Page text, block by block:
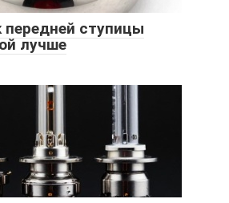
ступицы
лучше